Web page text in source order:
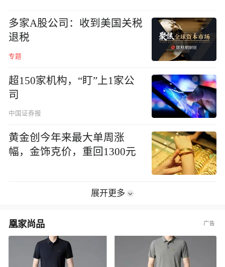
多家A股公司：收到美国关税
退税
专题
超150家机构，“盯”上1家公
司
中国证券报
黄金创今年来最大单周涨
幅，金饰克价，重回1300元
展开更多
凰家尚品